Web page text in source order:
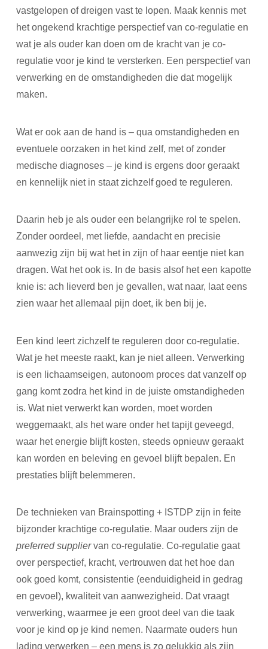
vastgelopen of dreigen vast te lopen. Maak kennis met
het ongekend krachtige perspectief van co-regulatie en
wat je als ouder kan doen om de kracht van je co-
regulatie voor je kind te versterken. Een perspectief van
verwerking en de omstandigheden die dat mogelijk
maken.
Wat er ook aan de hand is – qua omstandigheden en
eventuele oorzaken in het kind zelf, met of zonder
medische diagnoses – je kind is ergens door geraakt
en kennelijk niet in staat zichzelf goed te reguleren.
Daarin heb je als ouder een belangrijke rol te spelen.
Zonder oordeel, met liefde, aandacht en precisie
aanwezig zijn bij wat het in zijn of haar eentje niet kan
dragen. Wat het ook is. In de basis alsof het een kapotte
knie is: ach lieverd ben je gevallen, wat naar, laat eens
zien waar het allemaal pijn doet, ik ben bij je.
Een kind leert zichzelf te reguleren door co-regulatie.
Wat je het meeste raakt, kan je niet alleen. Verwerking
is een lichaamseigen, autonoom proces dat vanzelf op
gang komt zodra het kind in de juiste omstandigheden
is. Wat niet verwerkt kan worden, moet worden
weggemaakt, als het ware onder het tapijt geveegd,
waar het energie blijft kosten, steeds opnieuw geraakt
kan worden en beleving en gevoel blijft bepalen. En
prestaties blijft belemmeren.
De technieken van Brainspotting + ISTDP zijn in feite
bijzonder krachtige co-regulatie. Maar ouders zijn de
preferred suppliervan co-regulatie. Co-regulatie gaat
over perspectief, kracht, vertrouwen dat het hoe dan
ook goed komt, consistentie (eenduidigheid in gedrag
en gevoel), kwaliteit van aanwezigheid. Dat vraagt
verwerking, waarmee je een groot deel van die taak
voor je kind op je kind nemen. Naarmate ouders hun
lading verwerken – een mens is zo gelukkig als zijn